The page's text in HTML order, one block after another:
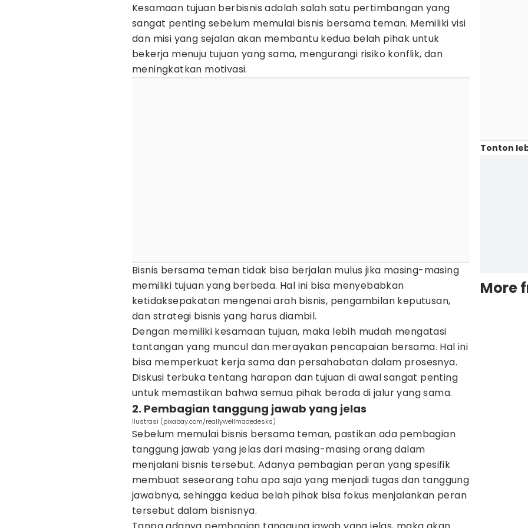
Kesamaan tujuan berbisnis adalah salah satu pertimbangan yang
sangat penting sebelum memulai bisnis bersama teman. Memiliki visi
dan misi yang sejalan akan membantu kedua belah pihak untuk
bekerja menuju tujuan yang sama, mengurangi risiko konflik, dan
meningkatkan motivasi.
Bisnis bersama teman tidak bisa berjalan mulus jika masing-masing
memiliki tujuan yang berbeda. Hal ini bisa menyebabkan
ketidaksepakatan mengenai arah bisnis, pengambilan keputusan,
dan strategi bisnis yang harus diambil.
Dengan memiliki kesamaan tujuan, maka lebih mudah mengatasi
tantangan yang muncul dan merayakan pencapaian bersama. Hal ini
bisa memperkuat kerja sama dan persahabatan dalam prosesnya.
Diskusi terbuka tentang harapan dan tujuan di awal sangat penting
untuk memastikan bahwa semua pihak berada di jalur yang sama.
2. Pembagian tanggung jawab yang jelas
Ilustrasi (pixabay.com/reallywellmadedesks)
Sebelum memulai bisnis bersama teman, pastikan ada pembagian
tanggung jawab yang jelas dari masing-masing orang dalam
menjalani bisnis tersebut. Adanya pembagian peran yang spesifik
membuat seseorang tahu apa saja yang menjadi tugas dan tanggung
jawabnya, sehingga kedua belah pihak bisa fokus menjalankan peran
tersebut dalam bisnisnya.
Tonton
More